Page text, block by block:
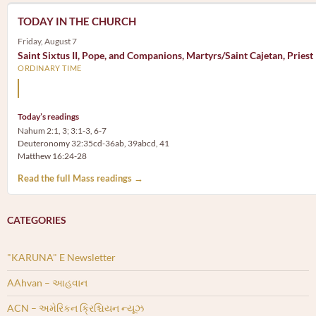
TODAY IN THE CHURCH
Friday, August 7
Saint Sixtus II, Pope, and Companions, Martyrs/Saint Cajetan, Priest
ORDINARY TIME
Today’s readings
Nahum 2:1, 3; 3:1-3, 6-7
Deuteronomy 32:35cd-36ab, 39abcd, 41
Matthew 16:24-28
Read the full Mass readings →
CATEGORIES
"KARUNA" E Newsletter
AAhvan – આહવાન
ACN – અમેરિકન ક્રિશ્ચિયન ન્યૂઝ